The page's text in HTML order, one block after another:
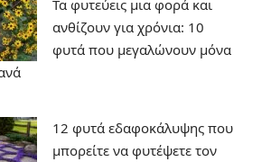
Τα φυτεύεις μια φορά και
ανθίζουν για χρόνια: 10
φυτά που μεγαλώνουν μόνα
12 φυτά εδαφοκάλυψης που
μπορείτε να φυτέψετε τον